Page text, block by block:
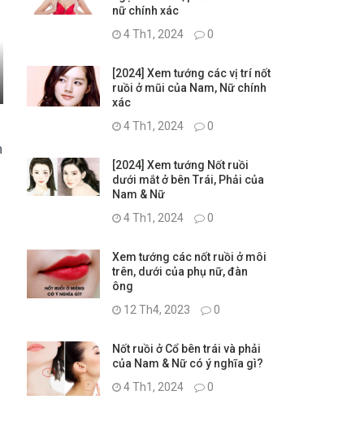
nữ chính xác
4 Th1, 2024
0
[2024] Xem tướng các vị trí nốt
ruồi ở mũi của Nam, Nữ chính
xác
4 Th1, 2024
0
[2024] Xem tướng Nốt ruồi
dưới mắt ở bên Trái, Phải của
Nam & Nữ
4 Th1, 2024
0
Xem tướng các nốt ruồi ở môi
trên, dưới của phụ nữ, đàn
ông
12 Th4, 2023
0
Nốt ruồi ở Cổ bên trái và phải
của Nam & Nữ có ý nghĩa gì?
4 Th1, 2024
0